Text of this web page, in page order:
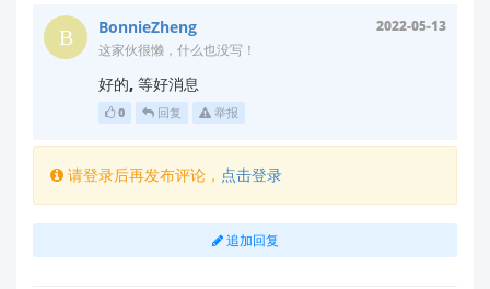
湿、雨雾环境将导致损坏。
建议解决方案：
若您客户确实需要在森林中实现动物监测并抑制自然干
扰，我们建议以下方向：
软硬件定制服务，基于客户需求进行：
BonnieZheng
2022-05-13
这家伙很懒，什么也没写！
好的, 等好消息
0 回复 举报
请登录后再发布评论， 点击登录
追加回复